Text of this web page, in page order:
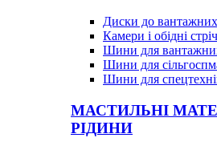
Диски до вантажних
Камери і обідні
Шини для вантажних
Шини для
Шини для
МАСТИЛЬНІ
РІДИНИ